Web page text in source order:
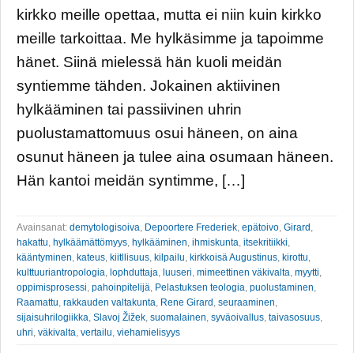
kirkko meille opettaa, mutta ei niin kuin kirkko
meille tarkoittaa. Me hylkäsimme ja tapoimme
hänet. Siinä mielessä hän kuoli meidän
syntiemme tähden. Jokainen aktiivinen
hylkääminen tai passiivinen uhrin
puolustamattomuus osui häneen, on aina
osunut häneen ja tulee aina osumaan häneen.
Hän kantoi meidän syntimme, […]
Avainsanat: demytologisoiva Depoortere Frederiek epätoivo Girard
hakattu hylkäämättömyys hylkääminen ihmiskunta itsekritiikki
kääntyminen kateus kiitllisuus kilpailu kirkkoisä Augustinus kirottu
kulttuuriantropologia lophduttaja luuseri mimeettinen väkivalta myytti
oppimisprosessi pahoinpitelijä Pelastuksen teologia puolustaminen
Raamattu rakkauden valtakunta Rene Girard seuraaminen
sijaisuhrilogiikka Slavoj Žižek suomalainen syväoivallus taivasosuus
uhri väkivalta vertailu viehamielisyys